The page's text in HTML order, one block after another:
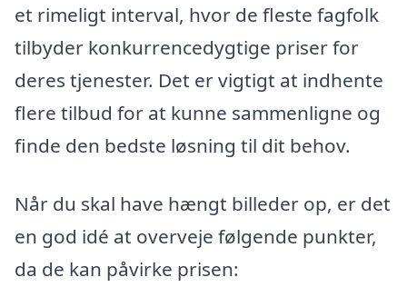
et rimeligt interval, hvor de fleste fagfolk
tilbyder konkurrencedygtige priser for
deres tjenester. Det er vigtigt at indhente
flere tilbud for at kunne sammenligne og
finde den bedste løsning til dit behov.
Når du skal have hængt billeder op, er det
en god idé at overveje følgende punkter,
da de kan påvirke prisen: